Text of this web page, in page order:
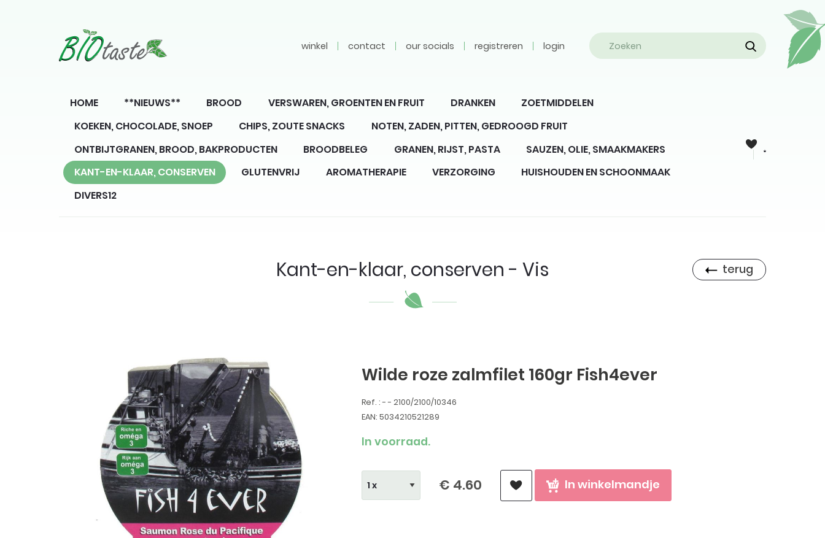
winkel contact our socials registreren login
HOME **NIEUWS** BROOD VERSWAREN, GROENTEN EN FRUIT DRANKEN
ZOETMIDDELEN
KOEKEN, CHOCOLADE, SNOEP
CHIPS, ZOUTE SNACKS
NOTEN, ZADEN, PITTEN, GEDROOGD FRUIT
ONTBIJTGRANEN, BROOD, BAKPRODUCTEN
BROODBELEG GRANEN, RIJST, PASTA
SAUZEN, OLIE, SMAAKMAKERS
KANT-EN-KLAAR, CONSERVEN
GLUTENVRIJ AROMATHERAPIE VERZORGING
HUISHOUDEN EN SCHOONMAAK
DIVERS12
Kant-en-klaar, conserven - Vis terug
Wilde roze zalmfilet 160gr Fish4ever
Ref. : - - 2100/2100/10346
EAN: 5034210521289
In voorraad.
€ 4.60 In winkelmandje